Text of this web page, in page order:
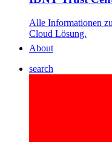
Alle Informationen
Cloud Lösung.
About
search